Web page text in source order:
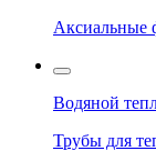
Аксиальные
Водяной
Трубы для